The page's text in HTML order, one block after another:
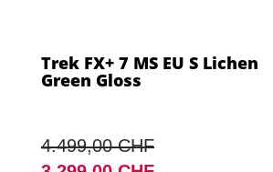
Trek FX+ 7 MS EU S Lichen
Green Gloss
4.499,00 CHF